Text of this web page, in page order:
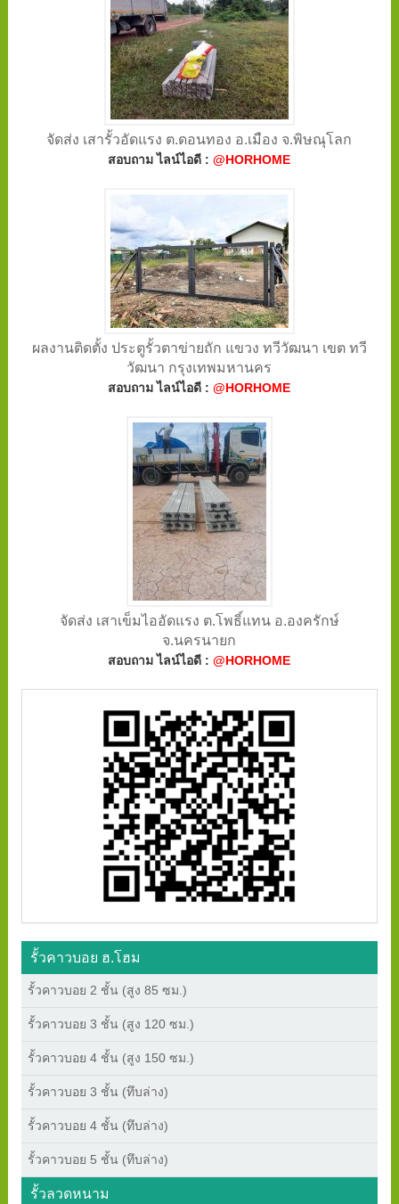
จัดส่ง เสารั้วอัดแรง ต.ดอนทอง อ.เมือง จ.พิษณุโลก
สอบถาม ไลน์ไอดี :@HORHOME
ผลงานติดตั้ง ประตูรั้วตาข่ายถัก แขวง ทวีวัฒนา เขต ทวี
วัฒนา กรุงเทพมหานคร
สอบถาม ไลน์ไอดี :@HORHOME
จัดส่ง เสาเข็มไออัดแรง ต.โพธิ์แทน อ.องครักษ์
จ.นครนายก
สอบถาม ไลน์ไอดี :@HORHOME
รั้วคาวบอย ฮ.โฮม
รั้วคาวบอย 2 ชั้น (สูง 85 ซม.)
รั้วคาวบอย 3 ชั้น (สูง 120 ซม.)
รั้วคาวบอย 4 ชั้น (สูง 150 ซม.)
รั้วคาวบอย 3 ชั้น (ทึบล่าง)
รั้วคาวบอย 4 ชั้น (ทึบล่าง)
รั้วคาวบอย 5 ชั้น (ทึบล่าง)
รั้วลวดหนาม